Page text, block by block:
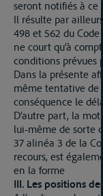
seront notifiés à ce
Il résulte par
498 et 562 du Code
ne court qu’à
conditions prévues
Dans la présente
même tentative de
conséquence le
D’autre part, la
lui-même de sorte
37 alinéa 3 de la
recours, est
en la forme
III. Les positions